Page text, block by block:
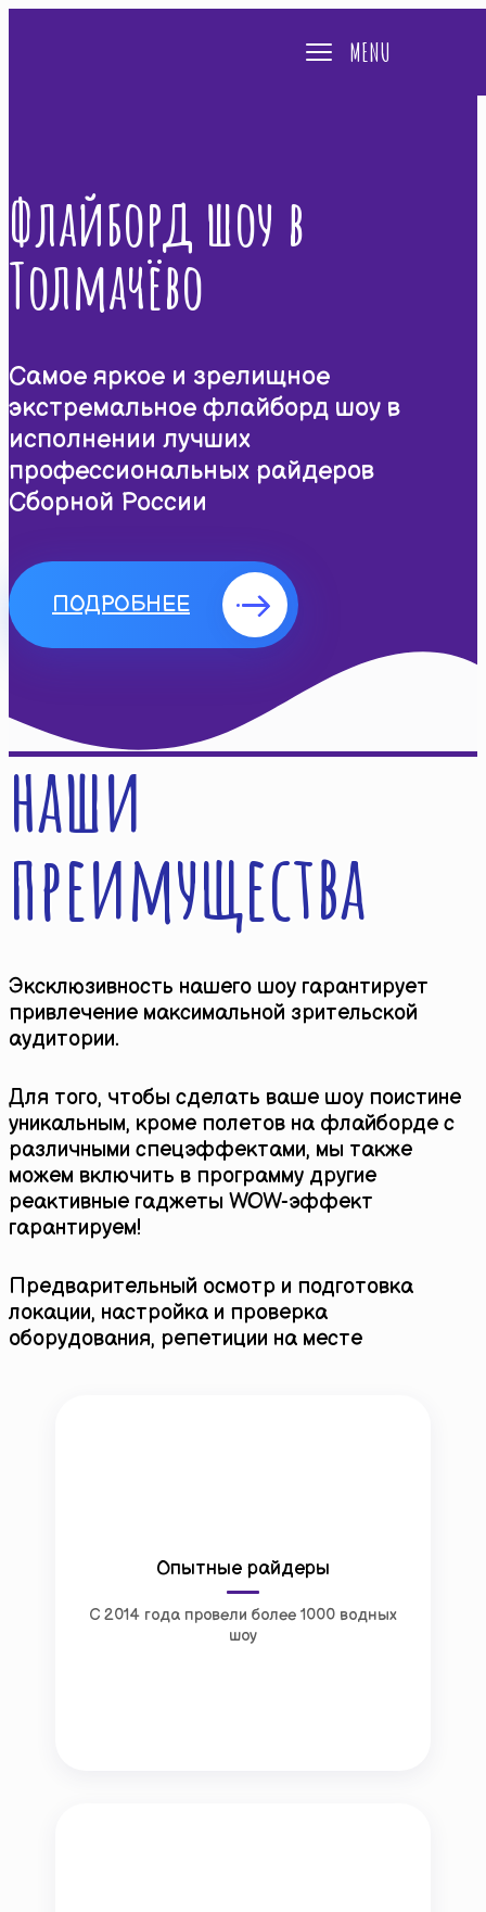
MENU
Флайборд шоу в
Толмачёво
Самое яркое и зрелищное
экстремальное флайборд шоу в
исполнении лучших
профессиональных райдеров
Сборной России
ПОДРОБНЕЕ
наши
преимущества
Эксклюзивность нашего шоу гарантирует
привлечение максимальной зрительской
аудитории.
Для того, чтобы сделать ваше шоу поистине
уникальным, кроме полетов на флайборде с
различными спецэффектами, мы также
можем включить в программу другие
реактивные гаджеты WOW-эффект
гарантируем!
Предварительный осмотр и подготовка
локации, настройка и проверка
оборудования, репетиции на месте
Опытные райдеры
С 2014 года провели более 1000 водных
шоу